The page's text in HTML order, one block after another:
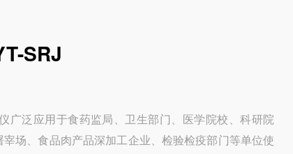
SRJ
广泛应用于食药监局、卫生部门、医学院校、科研院
场、食品肉产品深加工企业、检验检疫部门等单位使